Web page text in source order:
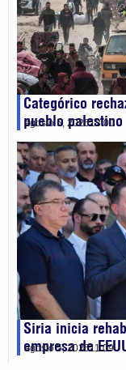
Categórico
pueblo palestino
agosto 5, 202613:00
Siria inicia
empresa de
agosto 5, 202611:09